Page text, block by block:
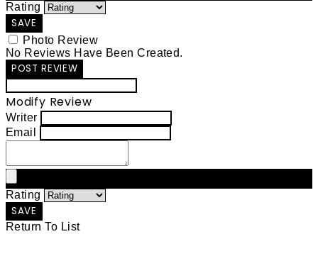
Rating
SAVE
Photo Review
No Reviews Have Been Created.
POST REVIEW
Modify Review
Writer
Email
Rating
SAVE
Return To List